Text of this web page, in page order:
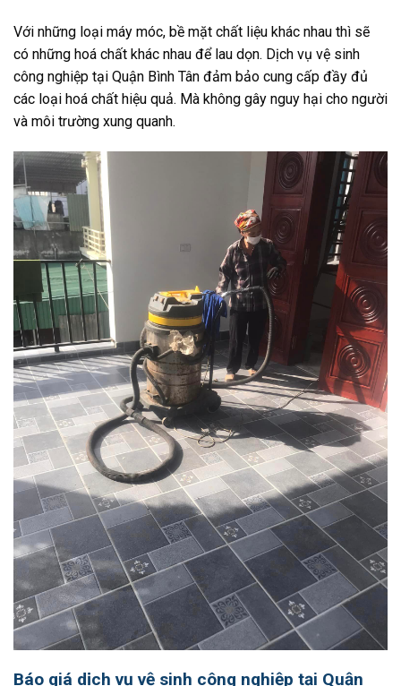
Với những loại máy móc, bề mặt chất liệu khác nhau thì sẽ
có những hoá chất khác nhau để lau dọn. Dịch vụ vệ sinh
công nghiệp tại Quận Bình Tân đảm bảo cung cấp đầy đủ
các loại hoá chất hiệu quả. Mà không gây nguy hại cho người
và môi trường xung quanh.
Báo giá dịch vụ vệ sinh công nghiệp tại Quận